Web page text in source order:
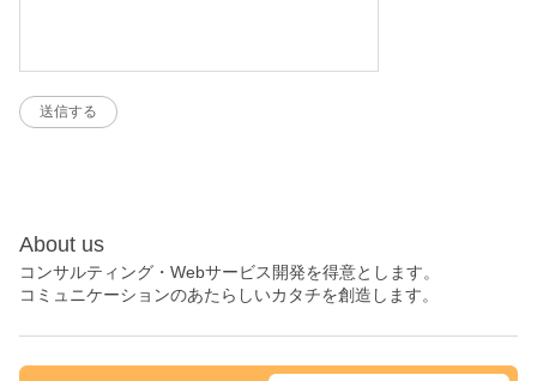
About us
コンサルティング・Webサービス開発を得意とします。
コミュニケーションのあたらしいカタチを創造します。